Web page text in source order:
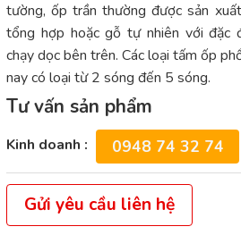
tường, ốp trần thường được sản
tổng hợp hoặc gỗ tự nhiên với đặc
chạy dọc bên trên. Các loại tấm ốp
nay có loại từ 2 sóng đến 5 sóng.
Tư vấn sản phẩm
Kinh doanh : 0948 74 32 74
Gửi yêu cầu liên hệ